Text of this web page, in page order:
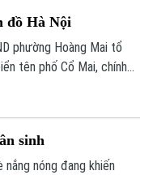
trung tâm Thủ đô.
đồ Hà Nội
phường Hoàng Mai tổ
tên phố Cổ Mai, chính
kỷ niệm 81 năm Cách
thành công và Quốc
sinh
nắng nóng đang khiến